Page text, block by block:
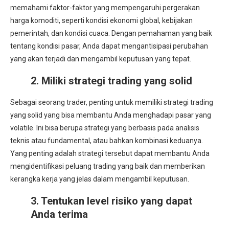
memahami faktor-faktor yang mempengaruhi pergerakan
harga komoditi, seperti kondisi ekonomi global, kebijakan
pemerintah, dan kondisi cuaca. Dengan pemahaman yang baik
tentang kondisi pasar, Anda dapat mengantisipasi perubahan
yang akan terjadi dan mengambil keputusan yang tepat.
2. Miliki strategi trading yang solid
Sebagai seorang trader, penting untuk memiliki strategi trading
yang solid yang bisa membantu Anda menghadapi pasar yang
volatile. Ini bisa berupa strategi yang berbasis pada analisis
teknis atau fundamental, atau bahkan kombinasi keduanya.
Yang penting adalah strategi tersebut dapat membantu Anda
mengidentifikasi peluang trading yang baik dan memberikan
kerangka kerja yang jelas dalam mengambil keputusan.
3. Tentukan level risiko yang dapat
Anda terima